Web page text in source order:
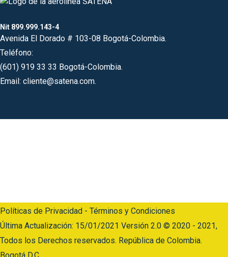
Nit 899.999.143-4
Avenida El Dorado # 103-08 Bogotá-Colombia.
Teléfono:
(601) 919 33 33 Bogotá-Colombia.
Email: cliente@satena.com.
Políticas de Privacidad - Términos y Condiciones
Última Actualización: 15/01/2021 Versión 2.0 © 2020 - 2021,
Todos los Derechos reservados. República de Colombia.